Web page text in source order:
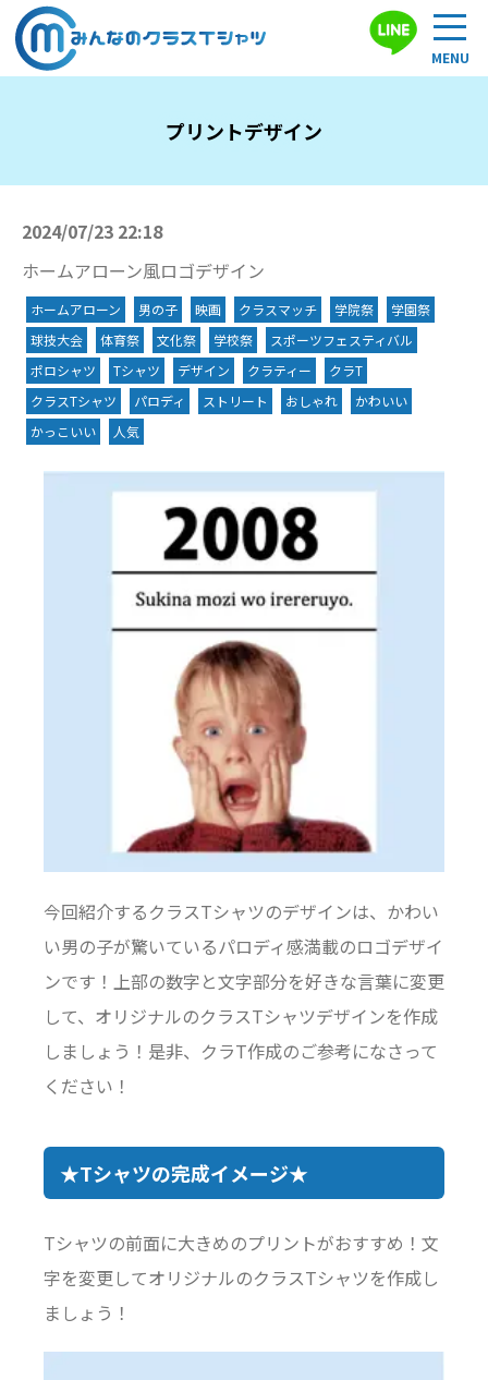
プリントデザイン
2024/07/23 22:18
ホームアローン風ロゴデザイン
ホームアローン 男の子 映画 クラスマッチ 学院祭
学園祭
球技大会
体育祭 文化祭 学校祭
スポーツフェスティバル
ポロシャツ
Tシャツ デザイン クラティー
クラT
クラスTシャツ
パロディ ストリート おしゃれ
かわいい
かっこいい
人気
今回紹介するクラスTシャツのデザインは、かわい
い男の子が驚いているパロディ感満載のロゴデザイ
ンです！上部の数字と文字部分を好きな言葉に変更
して、オリジナルのクラスTシャツデザインを作成
しましょう！是非、クラT作成のご参考になさって
ください！
★Tシャツの完成イメージ★
Tシャツの前面に大きめのプリントがおすすめ！文
字を変更してオリジナルのクラスTシャツを作成し
ましょう！